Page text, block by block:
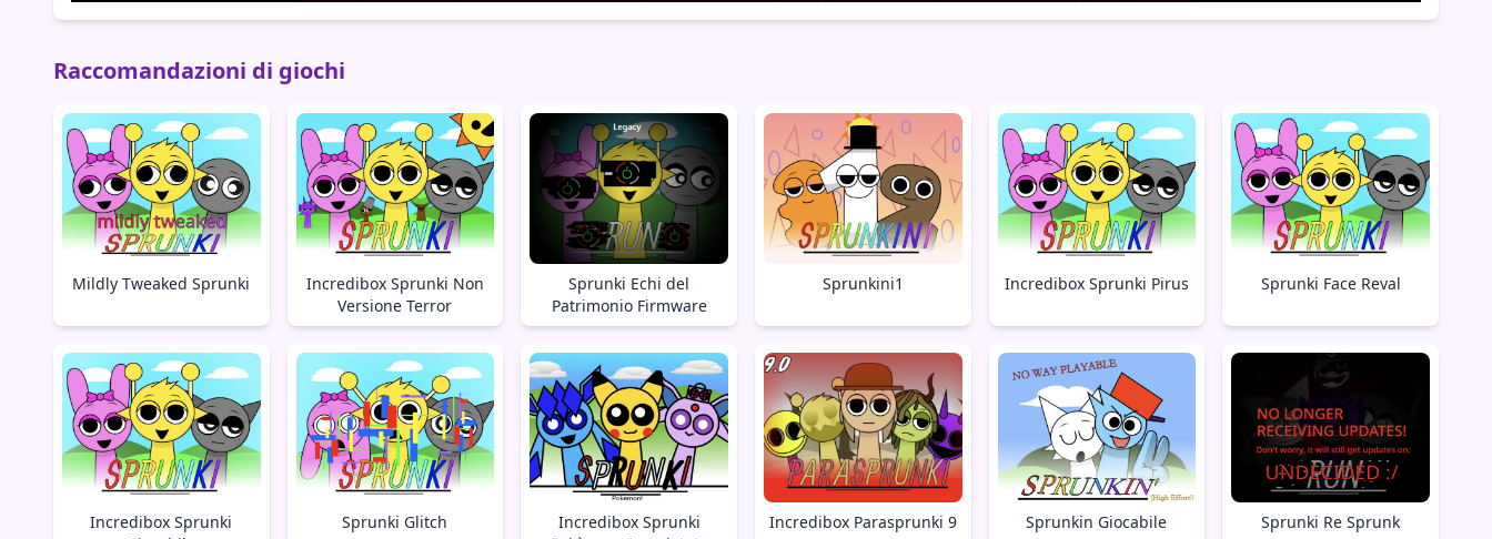
Raccomandazioni di giochi
Mildly Tweaked Sprunki
Incredibox Sprunki Non
Versione Terror
Sprunki Echi del
Patrimonio Firmware
Sprunkini1 Incredibox Sprunki Pirus Sprunki Face Reval
Incredibox Sprunki
Sprunki Glitch
Incredibox Sprunki
Incredibox Parasprunki 9 Sprunkin Giocabile Sprunki Re Sprunk